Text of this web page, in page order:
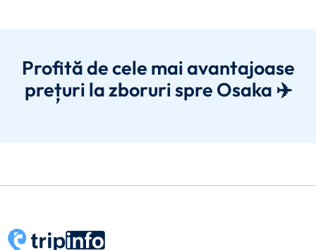
Profită de cele mai avantajoase
prețuri la zboruri spre Osaka ✈️